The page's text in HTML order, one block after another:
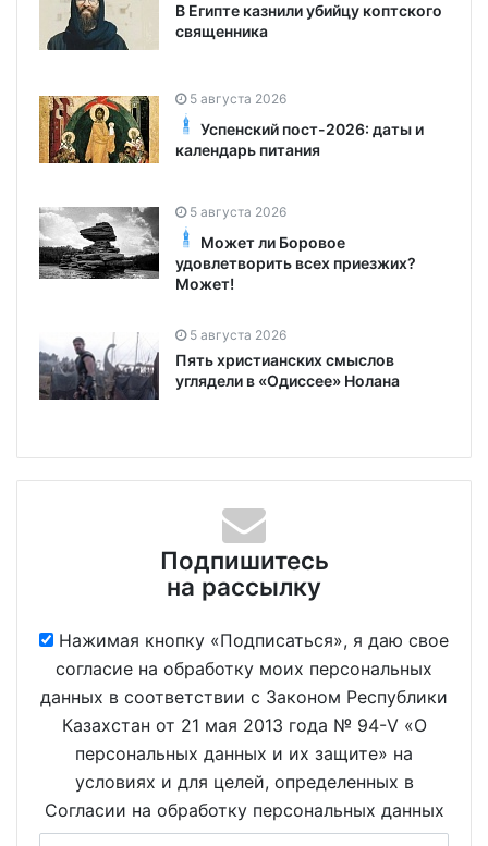
В Египте казнили убийцу коптского
священника
5 августа 2026
Успенский пост-2026: даты и
календарь питания
5 августа 2026
Может ли Боровое
удовлетворить всех приезжих?
Может!
5 августа 2026
Пять христианских смыслов
углядели в «Одиссее» Нолана
Подпишитесь
на рассылку
Нажимая кнопку «Подписаться», я даю свое
согласие на обработку моих персональных
данных в соответствии с Законом Республики
Казахстан от 21 мая 2013 года № 94-V «О
персональных данных и их защите» на
условиях и для целей, определенных в
Согласии на обработку персональных данных